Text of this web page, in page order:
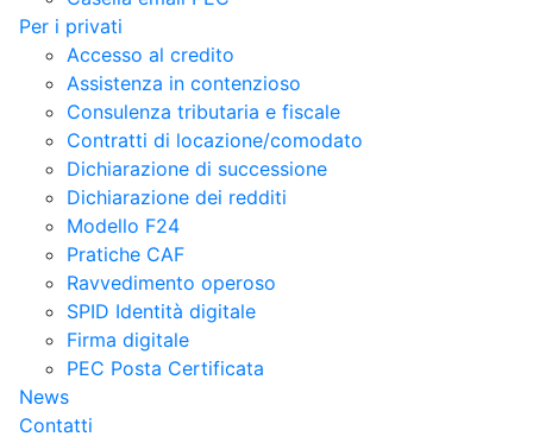
Per i privati
Accesso al credito
Assistenza in contenzioso
Consulenza tributaria e fiscale
Contratti di locazione/comodato
Dichiarazione di successione
Dichiarazione dei redditi
Modello F24
Pratiche CAF
Ravvedimento operoso
SPID Identità digitale
Firma digitale
PEC Posta Certificata
News
Contatti